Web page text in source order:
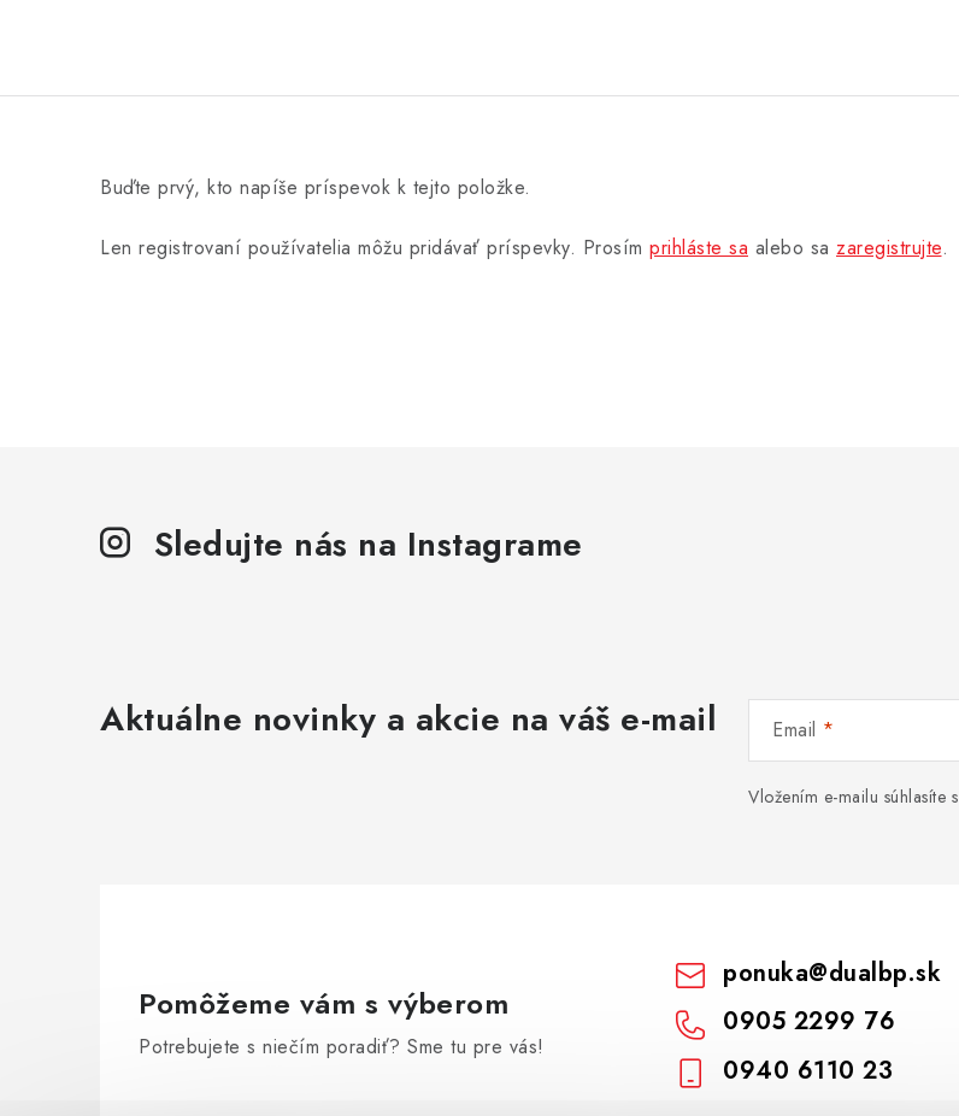
Buďte prvý, kto napíše príspevok k tejto položke.
Len registrovaní používatelia môžu pridávať príspevky. Prosím prihláste sa alebo sa zaregistrujte.
Sledujte nás na Instagrame
Aktuálne novinky a akcie na váš e-mail Email
Vložením e-mailu súhlasíte s
Pomôžeme vám s výberom
Potrebujete s niečím poradiť? Sme tu pre vás!
ponuka@dualbp.sk
0905 2299 76
0940 6110 23